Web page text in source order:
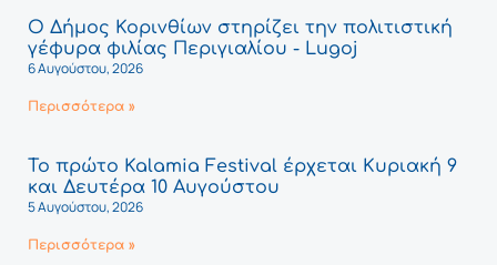
Ο Δήμος Κορινθίων στηρίζει την πολιτιστική
γέφυρα φιλίας Περιγιαλίου - Lugoj
6 Αυγούστου, 2026
Περισσότερα »
Το πρώτο Kalamia Festival έρχεται Κυριακή 9
και Δευτέρα 10 Αυγούστου
5 Αυγούστου, 2026
Περισσότερα »